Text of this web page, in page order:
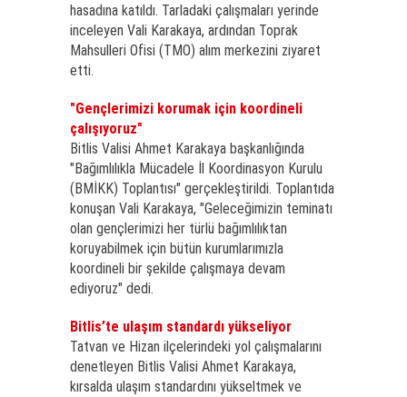
hasadına katıldı. Tarladaki çalışmaları yerinde
inceleyen Vali Karakaya, ardından Toprak
Mahsulleri Ofisi (TMO) alım merkezini ziyaret
etti.
"Gençlerimizi korumak için koordineli
çalışıyoruz"
Bitlis Valisi Ahmet Karakaya başkanlığında
"Bağımlılıkla Mücadele İl Koordinasyon Kurulu
(BMİKK) Toplantısı" gerçekleştirildi. Toplantıda
konuşan Vali Karakaya, "Geleceğimizin teminatı
olan gençlerimizi her türlü bağımlılıktan
koruyabilmek için bütün kurumlarımızla
koordineli bir şekilde çalışmaya devam
ediyoruz" dedi.
Bitlis’te ulaşım standardı yükseliyor
Tatvan ve Hizan ilçelerindeki yol çalışmalarını
denetleyen Bitlis Valisi Ahmet Karakaya,
kırsalda ulaşım standardını yükseltmek ve